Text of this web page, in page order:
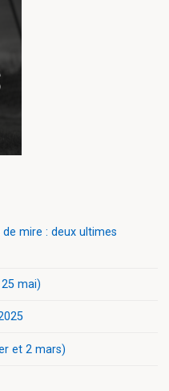
de mire : deux ultimes
mai)
et 2 mars)